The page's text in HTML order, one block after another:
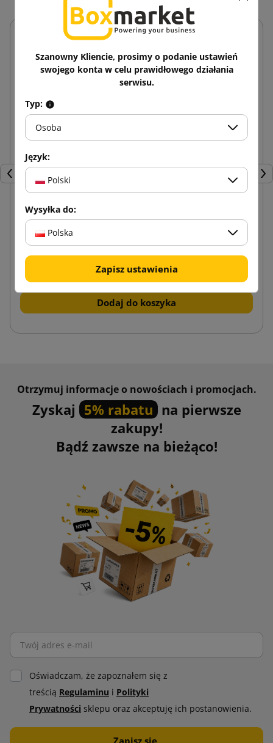
Poprzedni
Transparentna folia stretch 23mic 3kg
od 65,18 zł brutto
Dodaj do koszyka
Otrzymuj informacje o nowościach i promocjach.
Zyskaj 5% rabatu na pierwsze
zakupy!
Bądź zawsze na bieżąco!
Oświadczam, że zapoznałem się z
treścią Regulaminu i Polityki
Prywatności sklepu oraz akceptuję ich postanowienia.
Szanowny Kliencie, prosimy o podanie ustawień
swojego konta w celu prawidłowego działania
serwisu.
Typ:
Osoba
Język:
Polski
Wysyłka do:
Polska
Zapisz ustawienia